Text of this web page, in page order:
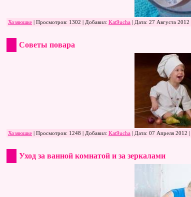
Хозяюшке | Просмотров: 1302 | Добавил: Kat9ucha | Дата: 27 Августа 2012
Советы повара
Хозяюшке | Просмотров: 1248 | Добавил: Kat9ucha | Дата: 07 Апреля 2012
Уход за ванной комнатой и за зеркалами